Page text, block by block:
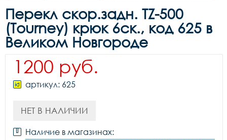
Перекл скор.задн. TZ-500
(Tourney) крюк 6ск., код 625 в
Великом Новгороде
1200 руб.
артикул: 625
НЕТ В НАЛИЧИИ
Наличие в магазинах: